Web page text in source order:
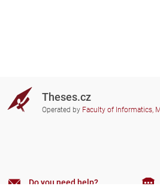
Theses.cz
Operated by Faculty of Informatics,
Do you need help?